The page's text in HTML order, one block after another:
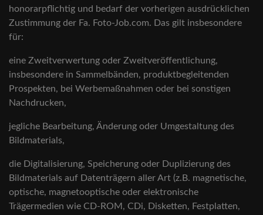
honorarpflichtig und bedarf der vorherigen ausdrücklichen
Zustimmung der Fa. Foto-Job.com. Das gilt insbesondere
für:
eine Zweitverwertung oder Zweitveröffentlichung,
insbesondere in Sammelbänden, produktbegleitenden
Prospekten, bei Werbemaßnahmen oder bei sonstigen
Nachdrucken,
jegliche Bearbeitung, Änderung oder Umgestaltung des
Bildmaterials,
die Digitalisierung, Speicherung oder Duplizierung des
Bildmaterials auf Datenträgern aller Art (z.B. magnetische,
optische, magnetooptische oder elektronische
Trägermedien wie CD-ROM, CDi, Disketten, Festplatten,